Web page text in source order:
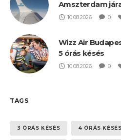
Amszterdam
10.08.2026 0
Wizz Air
5 órás késés
10.08.2026 0
TAGS
3 ÓRÁS KÉSÉS 4 ÓRÁS KÉSÉS